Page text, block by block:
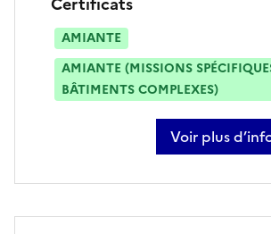
AMIANTE
AMIANTE (MISSIONS
BÂTIMENTS COMPLEXES)
Voir plus
sur celia